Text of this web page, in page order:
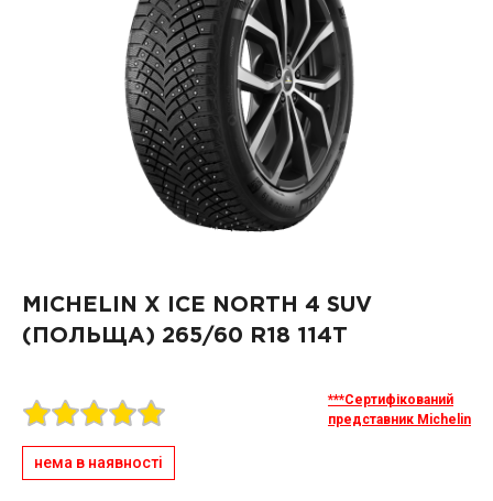
MICHELIN X ICE NORTH 4 SUV
(ПОЛЬЩА) 265/60 R18 114T
***Сертифікований
представник Michelin
нема в наявності